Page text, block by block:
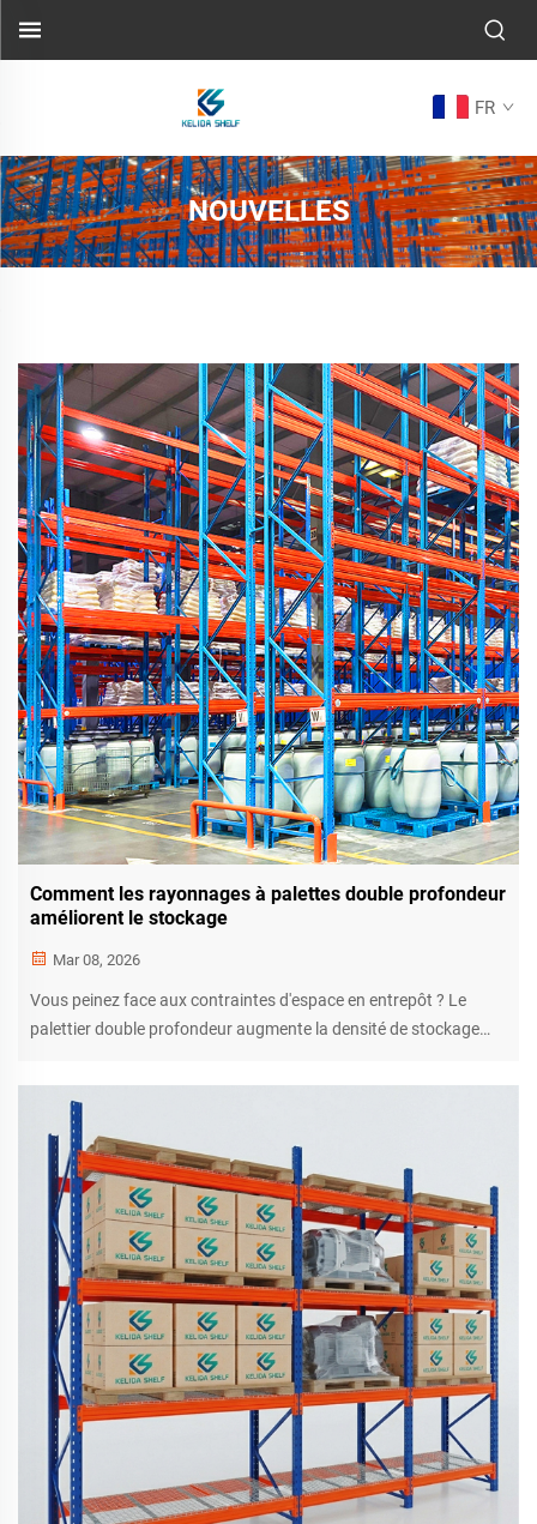
FR
NOUVELLES
Comment les rayonnages à palettes double profondeur
améliorent le stockage
Mar 08, 2026
Vous peinez face aux contraintes d'espace en entrepôt ? Le
palettier double profondeur augmente la densité de stockage
60 %. Découvrez le retour sur investissement (ROI), les
compromis liés au principe LIFO et l'optimisation avec les
systèmes de gestion d'entrepôt (WMS). Téléchargez le guide
B2B.